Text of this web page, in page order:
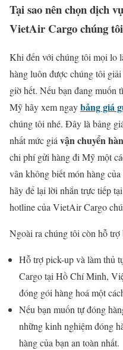
Tại sao nên chọn dịch
VietAir Cargo chúng
Khi đến với chúng tôi mọi lo
hàng luôn được chúng tôi
giờ hết. Nếu bạn đang muốn
Mỹ hãy xem ngaybảng giá
chúng tôi nhé. Đây là bảng
nhất mức giávận chuyển
chi phí gửi hàng đi Mỹ một
vân không biết món hàng
hãy để lại lời nhắn trực tiếp
hotline của VietAir Cargo
Ngoài ra chúng tôi còn hỗ trợ
Hỗ trợ pick-up và làm thủ
Cargo tại Hồ Chí Minh,
đóng gói hàng hoá một
Nếu bạn muốn tự đóng
những kinh nghiệm đóng
hàng của bạn an toàn nhất.